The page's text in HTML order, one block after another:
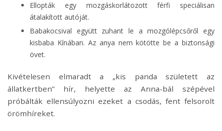
Ellopták egy mozgáskorlátozott férfi speciálisan
átalakított autóját.
Babakocsival együtt zuhant le a mozgólépcsőről egy
kisbaba Kínában. Az anya nem kötötte be a biztonsági
övet.
Kivételesen elmaradt a „kis panda született az
állatkertben” hír, helyette az Anna-bál szépével
próbálták ellensúlyozni ezeket a csodás, fent felsorolt
örömhíreket.